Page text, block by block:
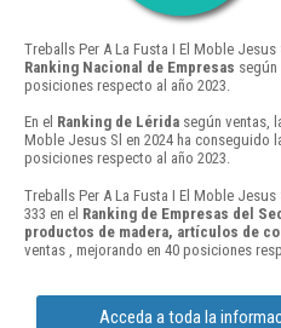
Treballs Per A La Fusta I El Moble
Ranking Nacional de Empresas según
posiciones respecto al año 2023.
En el Ranking de Lérida según ventas,
Moble Jesus Sl en 2024 ha conseguido
posiciones respecto al año 2023.
Treballs Per A La Fusta I El Moble
333 en el Ranking de Empresas del
productos de madera, artículos de
ventas , mejorando en 40 posiciones
Acceda a toda la